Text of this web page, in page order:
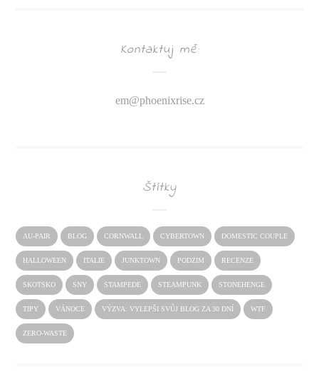
Kontaktuj mě:
em@phoenixrise.cz
Štítky
AU-PAIR BLOG CORNWALL CYBERTOWN DOMESTIC COUPLE
HALLOWEEN ITALIE JUNKTOWN PODZIM RECENZE
SKOTSKO SNY STAMPEDE STEAMPUNK STONEHENGE
TIPY VÁNOCE VÝZVA: VYLEPŠI SVŮJ BLOG ZA 30 DNÍ WTF
ZERO-WASTE